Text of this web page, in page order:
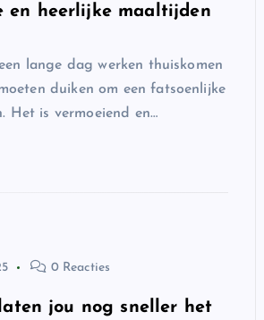
en heerlijke maaltijden
lange dag werken thuiskomen
duiken om een fatsoenlijke
Het is vermoeiend en…
0 Reacties
jou nog sneller het